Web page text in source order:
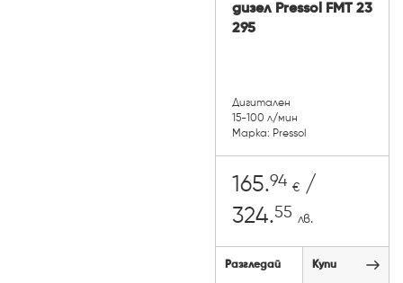
дизел Pressol FMT 23
295
Дигитален
15-100 л/мин
Марка: Pressol
165.94 € /
324.55 лв.
Разгледай Купи